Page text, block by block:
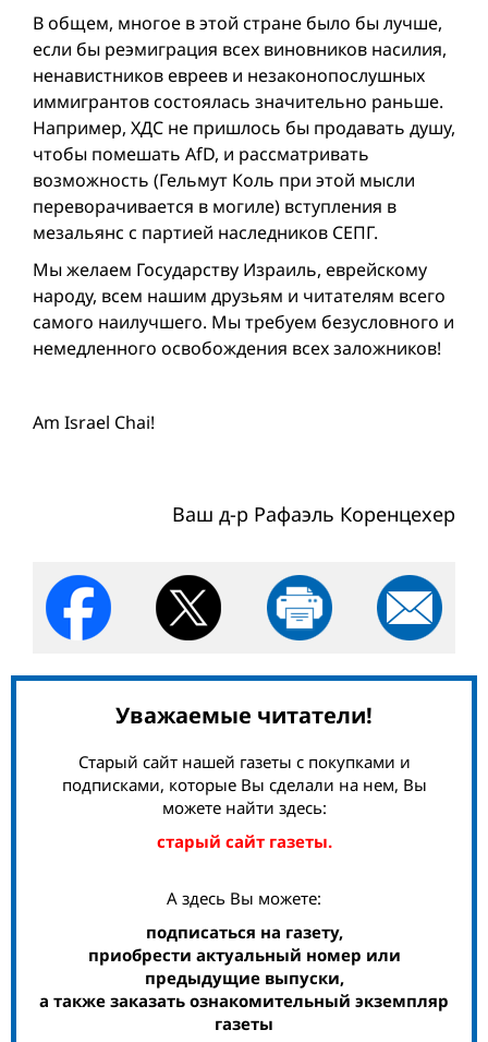
В общем, многое в этой стране было бы лучше,
если бы реэмиграция всех виновников насилия,
ненавистников евреев и незаконопослушных
иммигрантов состоялась значительно раньше.
Например, ХДС не пришлось бы продавать душу,
чтобы помешать AfD, и рассматривать
возможность (Гельмут Коль при этой мысли
переворачивается в могиле) вступления в
мезальянс с партией наследников СЕПГ.
Мы желаем Государству Израиль, еврейскому
народу, всем нашим друзьям и читателям всего
самого наилучшего. Мы требуем безусловного и
немедленного освобождения всех заложников!
Am Israel Chai!
Ваш д-р Рафаэль Коренцехер
Уважаемые читатели!
Старый сайт нашей газеты с покупками и
подписками, которые Вы сделали на нем, Вы
можете найти здесь:
старый сайт газеты.
А здесь Вы можете:
подписаться на газету,
приобрести актуальный номер или
предыдущие выпуски,
а также заказать ознакомительный экземпляр
газеты